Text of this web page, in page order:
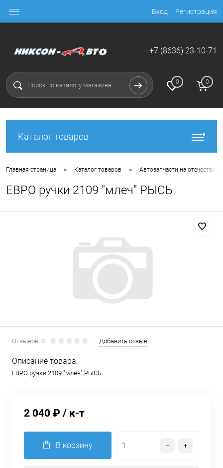
Вход Регистрация
+7 (8636) 23-10-71
0 0
Каталог товаров
Главная страница • Каталог товаров • Автозапчасти на
ЕВРО ручки 2109 "млеч" РЫСЬ
Отзывов: 0 Добавить отзыв
Описание товара:
ЕВРО ручки 2109 "млеч" РЫСЬ
2 040 ₽ / к-т
В корзину